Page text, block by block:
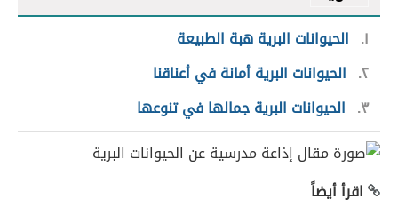
١
الحيوانات البرية هبة الطبيعة
٢ الحيوانات البرية أمانة في أعناقنا
٣
الحيوانات البرية جمالها في تنوعها
اقرأ أيضاً